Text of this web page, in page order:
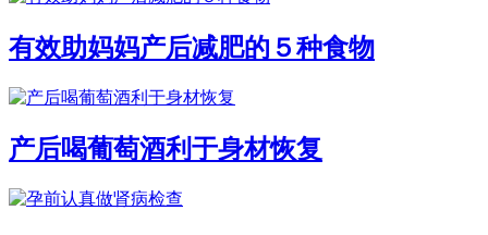
有效助妈妈产后减肥的５种食物
产后喝葡萄酒利于身材恢复